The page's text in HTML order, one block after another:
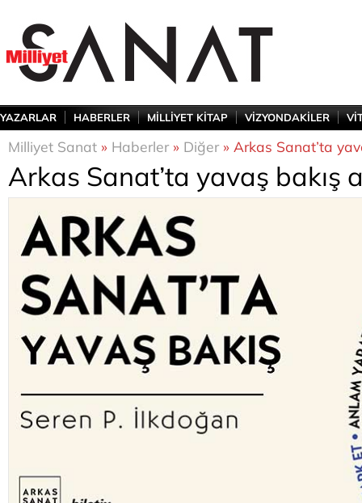
YAZARLAR HABERLER MİLLİYET KİTAP VİZYONDAKİLER
Milliyet Sanat » Haberler» Diğer» Arkas Sanat’ta
Arkas Sanat’ta yavaş bakış